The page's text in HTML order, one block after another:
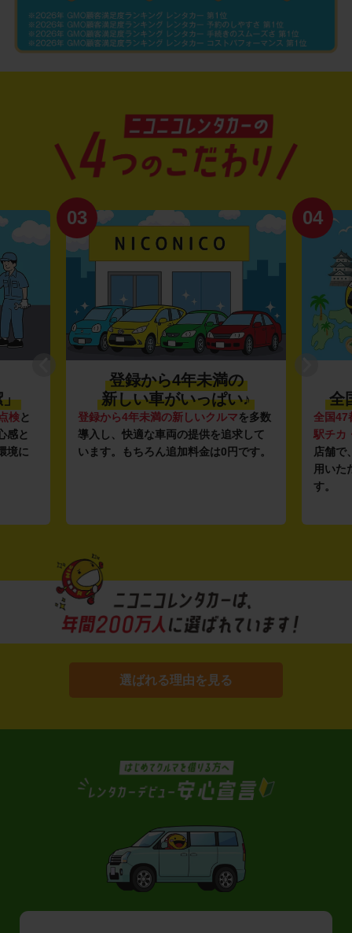
」
検と
感と
境に
03
登録から4年未満の
新しい車がいっぱい♪
登録から4年未満の新しいクルマを多数
導入し、快適な車両の提供を追求して
います。もちろん追加料金は0円です。
04
全
全国47
駅チカ
店舗で
用いた
す。
選ばれる理由を見る